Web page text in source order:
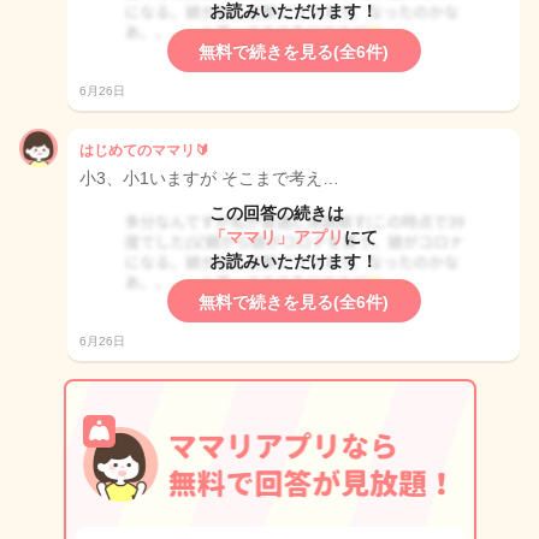
お読みいただけます！
無料で続きを見る(全6件)
6月26日
はじめてのママリ🔰
小3、小1いますが そこまで考え…
この回答の続きは
「ママリ」アプリ にて
お読みいただけます！
無料で続きを見る(全6件)
6月26日